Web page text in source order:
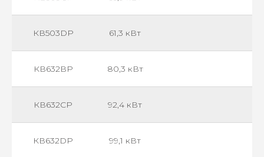
КВ503DР 61,3 кВт
КВ632ВР 80,3 кВт
КВ632СР 92,4 кВт
КВ632DР 99,1 кВт